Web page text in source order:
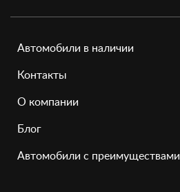
Автомобили в наличии
Контакты
О компании
Блог
Автомобили с преимуществами